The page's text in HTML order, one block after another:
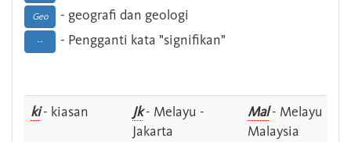
Geo - geografi dan geologi
-- - Pengganti kata "signifikan"
ki- kiasan Jk- Melayu -
Jakarta
Mal- Melayu -
Malaysia